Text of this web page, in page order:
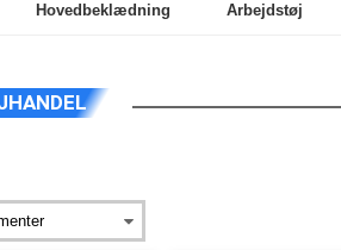
Hovedbeklædning Arbejdstøj